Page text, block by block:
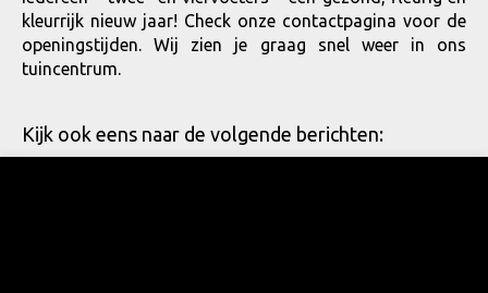
kleurrijk nieuw jaar! Check onze contactpagina voor de
openingstijden. Wij zien je graag snel weer in ons
tuincentrum.
Kijk ook eens naar de volgende berichten: